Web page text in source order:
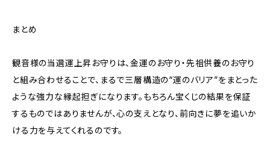
まとめ
観音様の当選運上昇お守りは、金運のお守り・先祖供養のお守り
と組み合わせることで、まるで三層構造の“運のバリア”をまとった
ような強力な縁起担ぎになります。もちろん宝くじの結果を保証
するものではありませんが、心の支えとなり、前向きに夢を追いか
ける力を与えてくれるのです。